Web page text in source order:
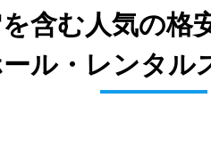
含む人気の格
ル・レンタル